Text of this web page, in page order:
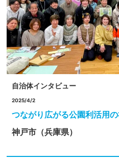
自治体インタビュー
2025/4/2
つながり広がる公園利活用
神戸市（兵庫県）